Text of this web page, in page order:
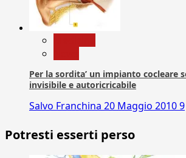
Per la sordita’ un impianto cocleare
invisibile e autoricricabile
Salvo Franchina 20 Maggio 20109
Potresti esserti perso